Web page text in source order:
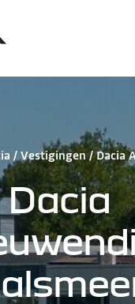
/Vestigingen/ Dacia
Dacia